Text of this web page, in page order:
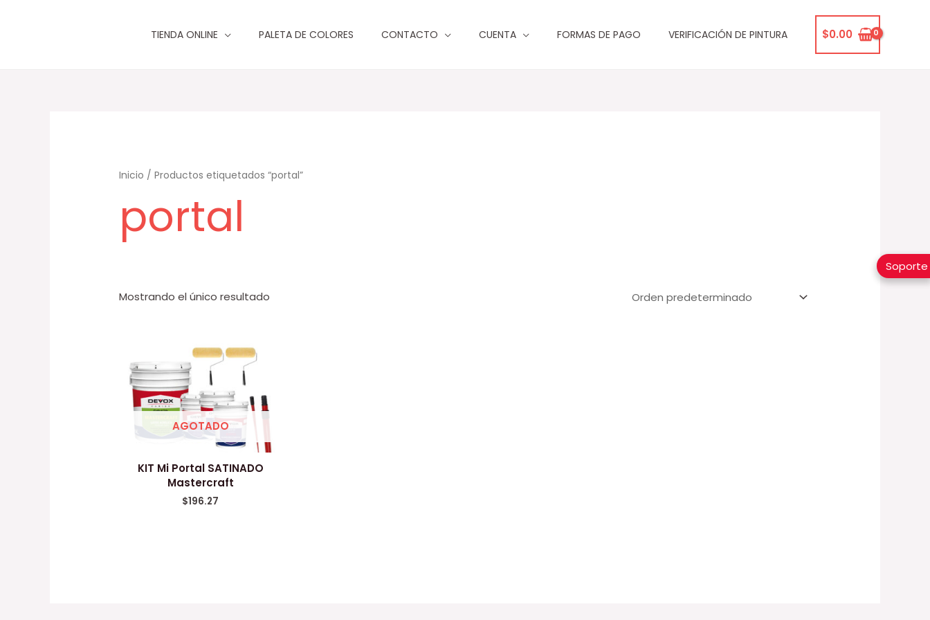
TIENDA ONLINE PALETA DE COLORES CONTACTO CUENTA FORMAS DE PAGO VERIFICACIÓN DE PINTURA $0.00
Inicio / Productos etiquetados “portal”
portal
Mostrando el único resultado
AGOTADO
KIT Mi Portal SATINADO
Mastercraft
$196.27
Soporte